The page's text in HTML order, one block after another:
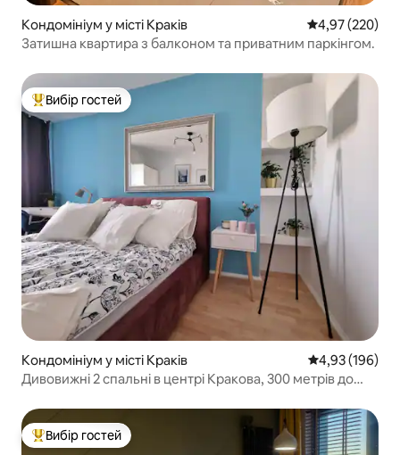
Кондомініум у місті Краків Середня
4,97 (220)
Затишна квартира з балконом та приватним паркінгом.
Топ вибір гостей
Вибір гостей
Кондомініум у місті Краків Середня
4,93 (196)
Дивовижні 2 спальні в центрі Кракова, 300 метрів до
Топ вибір гостей
Вибір гостей